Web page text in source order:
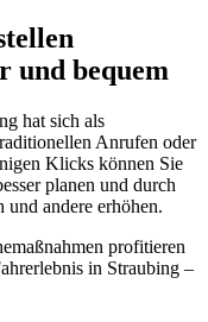
und bequem
hat sich als
Anrufen oder
Klicks können Sie
planen und durch
andere erhöhen.
profitieren
in Straubing –